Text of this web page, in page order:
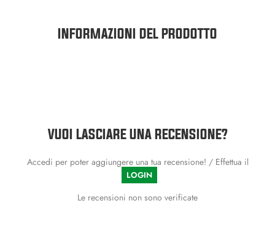
INFORMAZIONI DEL PRODOTTO
VUOI LASCIARE UNA RECENSIONE?
Accedi per poter aggiungere una tua recensione! / Effettua il
LOGIN
Le recensioni non sono verificate